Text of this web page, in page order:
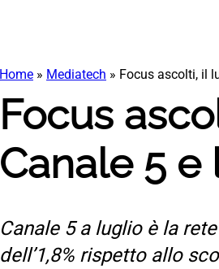
Home » Mediatech » Focus ascolti, il
Focus
Canale 5 e
Canale 5 a luglio è la
dell’1,8% rispetto allo